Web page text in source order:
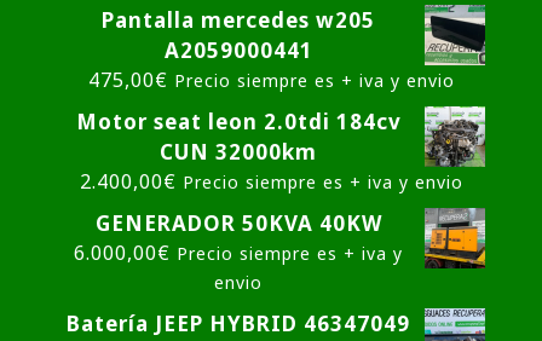
Pantalla mercedes w205
A2059000441
475,00€ Precio siempre es + iva y envio
Motor seat leon 2.0tdi 184cv
CUN 32000km
2.400,00€ Precio siempre es + iva y envio
GENERADOR 50KVA 40KW
6.000,00€ Precio siempre es + iva y
envio
Batería JEEP HYBRID 46347049